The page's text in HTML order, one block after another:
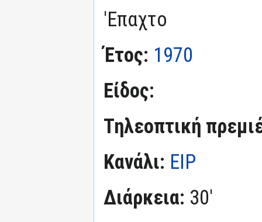
'Επαχτο
Έτος: 1970
Είδος:
Τηλεοπτική
Κανάλι: ΕΙΡ
Διάρκεια: 30'